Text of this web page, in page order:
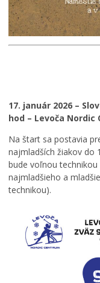
17. január 2026 –
hod – Levoča Nordic
Na štart sa postavia
najmladších žiakov do
bude voľnou
najmladšieho a
technikou).